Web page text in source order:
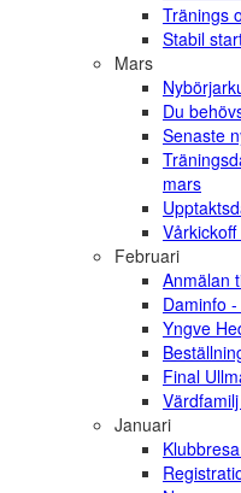
Tränings
Stabil
Mars
Du
Senaste
mars
Februari
Anmälan
Daminfo
Yngve
Final
Januari